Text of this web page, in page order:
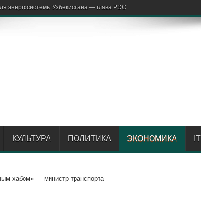
КУЛЬТУРА ПОЛИТИКА ЭКОНОМИКА IT
хабом» — министр транспорта